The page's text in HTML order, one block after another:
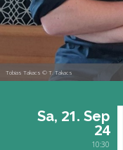
Tobias Takacs © T. Takacs
Sa, 21. Sep
24
10:30